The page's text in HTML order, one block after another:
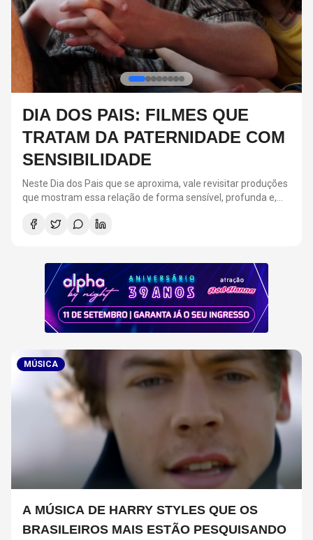
KIT CONNOR DEVE
INTERPRETAR CICLOPE EM
NOVO FILME DO X-MEN, DIZ
VEÍCULO
Nesta quinta-feira (6), o Deadline divulgou que Kit Connor,
conhecido por produções como “Heartstopper”, seria o nome
dos X-Men.
MÚSICA
A MÚSICA DE HARRY STYLES QUE OS
BRASILEIROS MAIS ESTÃO PESQUISANDO